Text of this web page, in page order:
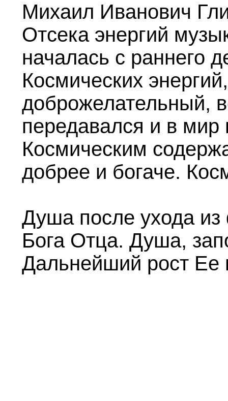
Михаил Иванович
Отсека энергий
началась с раннего
Космических
доброжелательный,
передавался и в
Космическим
добрее и богаче.
Душа после ухода из
Бога Отца. Душа,
Дальнейший рост Ее